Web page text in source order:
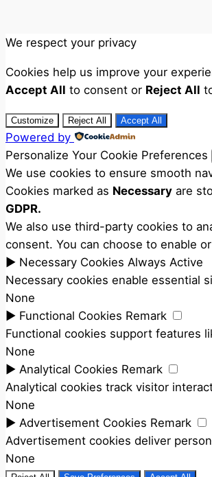
We respect your privacy
Cookies help us improve your
Accept All to consent or Reject All
Customize Reject All Accept All
Powered by
Personalize Your Cookie Preferences
We use cookies to ensure smooth
Cookies marked as Necessary are
GDPR.
We also use third-party cookies to
consent. You can choose to enable
► Necessary Cookies Always Active
Necessary cookies enable essential
None
► Functional Cookies Remark
Functional cookies support features
None
► Analytical Cookies Remark
Analytical cookies track visitor
None
► Advertisement Cookies Remark
Advertisement cookies deliver
None